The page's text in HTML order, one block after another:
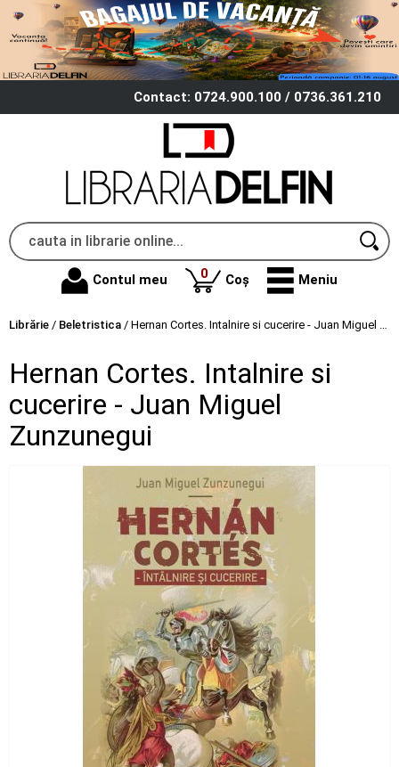
Contact: 0724.900.100 / 0736.361.210
Contul meu 0produse
Coș Meniu
Librărie / Beletristica / Hernan Cortes. Intalnire si cucerire - Juan Miguel Zunzunegui
Hernan Cortes. Intalnire si
cucerire - Juan Miguel
Zunzunegui